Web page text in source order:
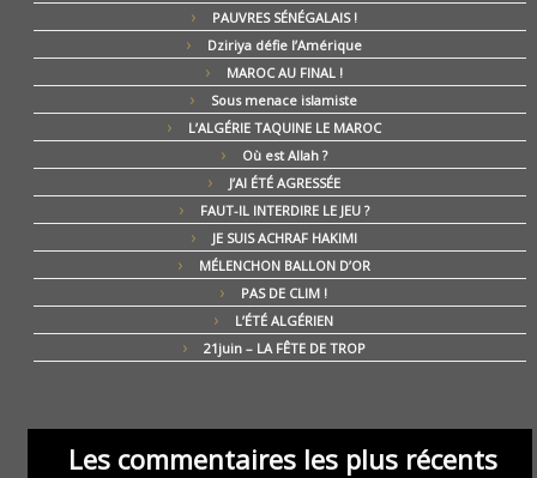
PAUVRES SÉNÉGALAIS !
Dziriya défie l’Amérique
MAROC AU FINAL !
Sous menace islamiste
L’ALGÉRIE TAQUINE LE MAROC
Où est Allah ?
J’AI ÉTÉ AGRESSÉE
FAUT-IL INTERDIRE LE JEU ?
JE SUIS ACHRAF HAKIMI
MÉLENCHON BALLON D’OR
PAS DE CLIM !
L’ÉTÉ ALGÉRIEN
21juin – LA FÊTE DE TROP
Les commentaires les plus récents